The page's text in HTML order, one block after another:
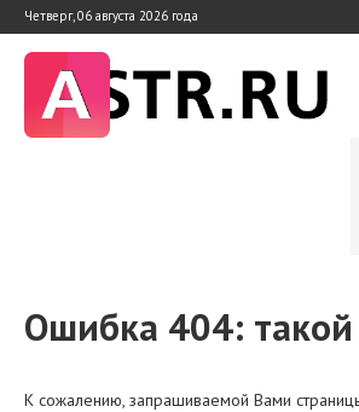
Четверг, 06 августа 2026 года
Ошибка 404: такой
К сожалению, запрашиваемой Вами